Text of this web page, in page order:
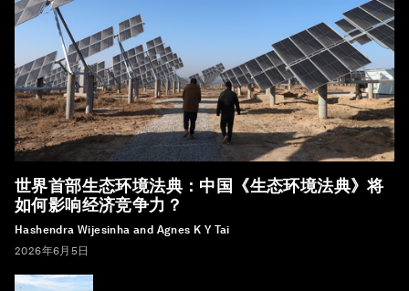
世界首部生态环境法典：中国《生态环境法典》将
如何影响经济竞争力？
Hashendra Wijesinha and Agnes K Y Tai
2026年6月5日